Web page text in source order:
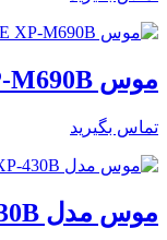
موس MOUSE XP-M690B
تماس بگیرید
موس مدل MOUSE XP-430B